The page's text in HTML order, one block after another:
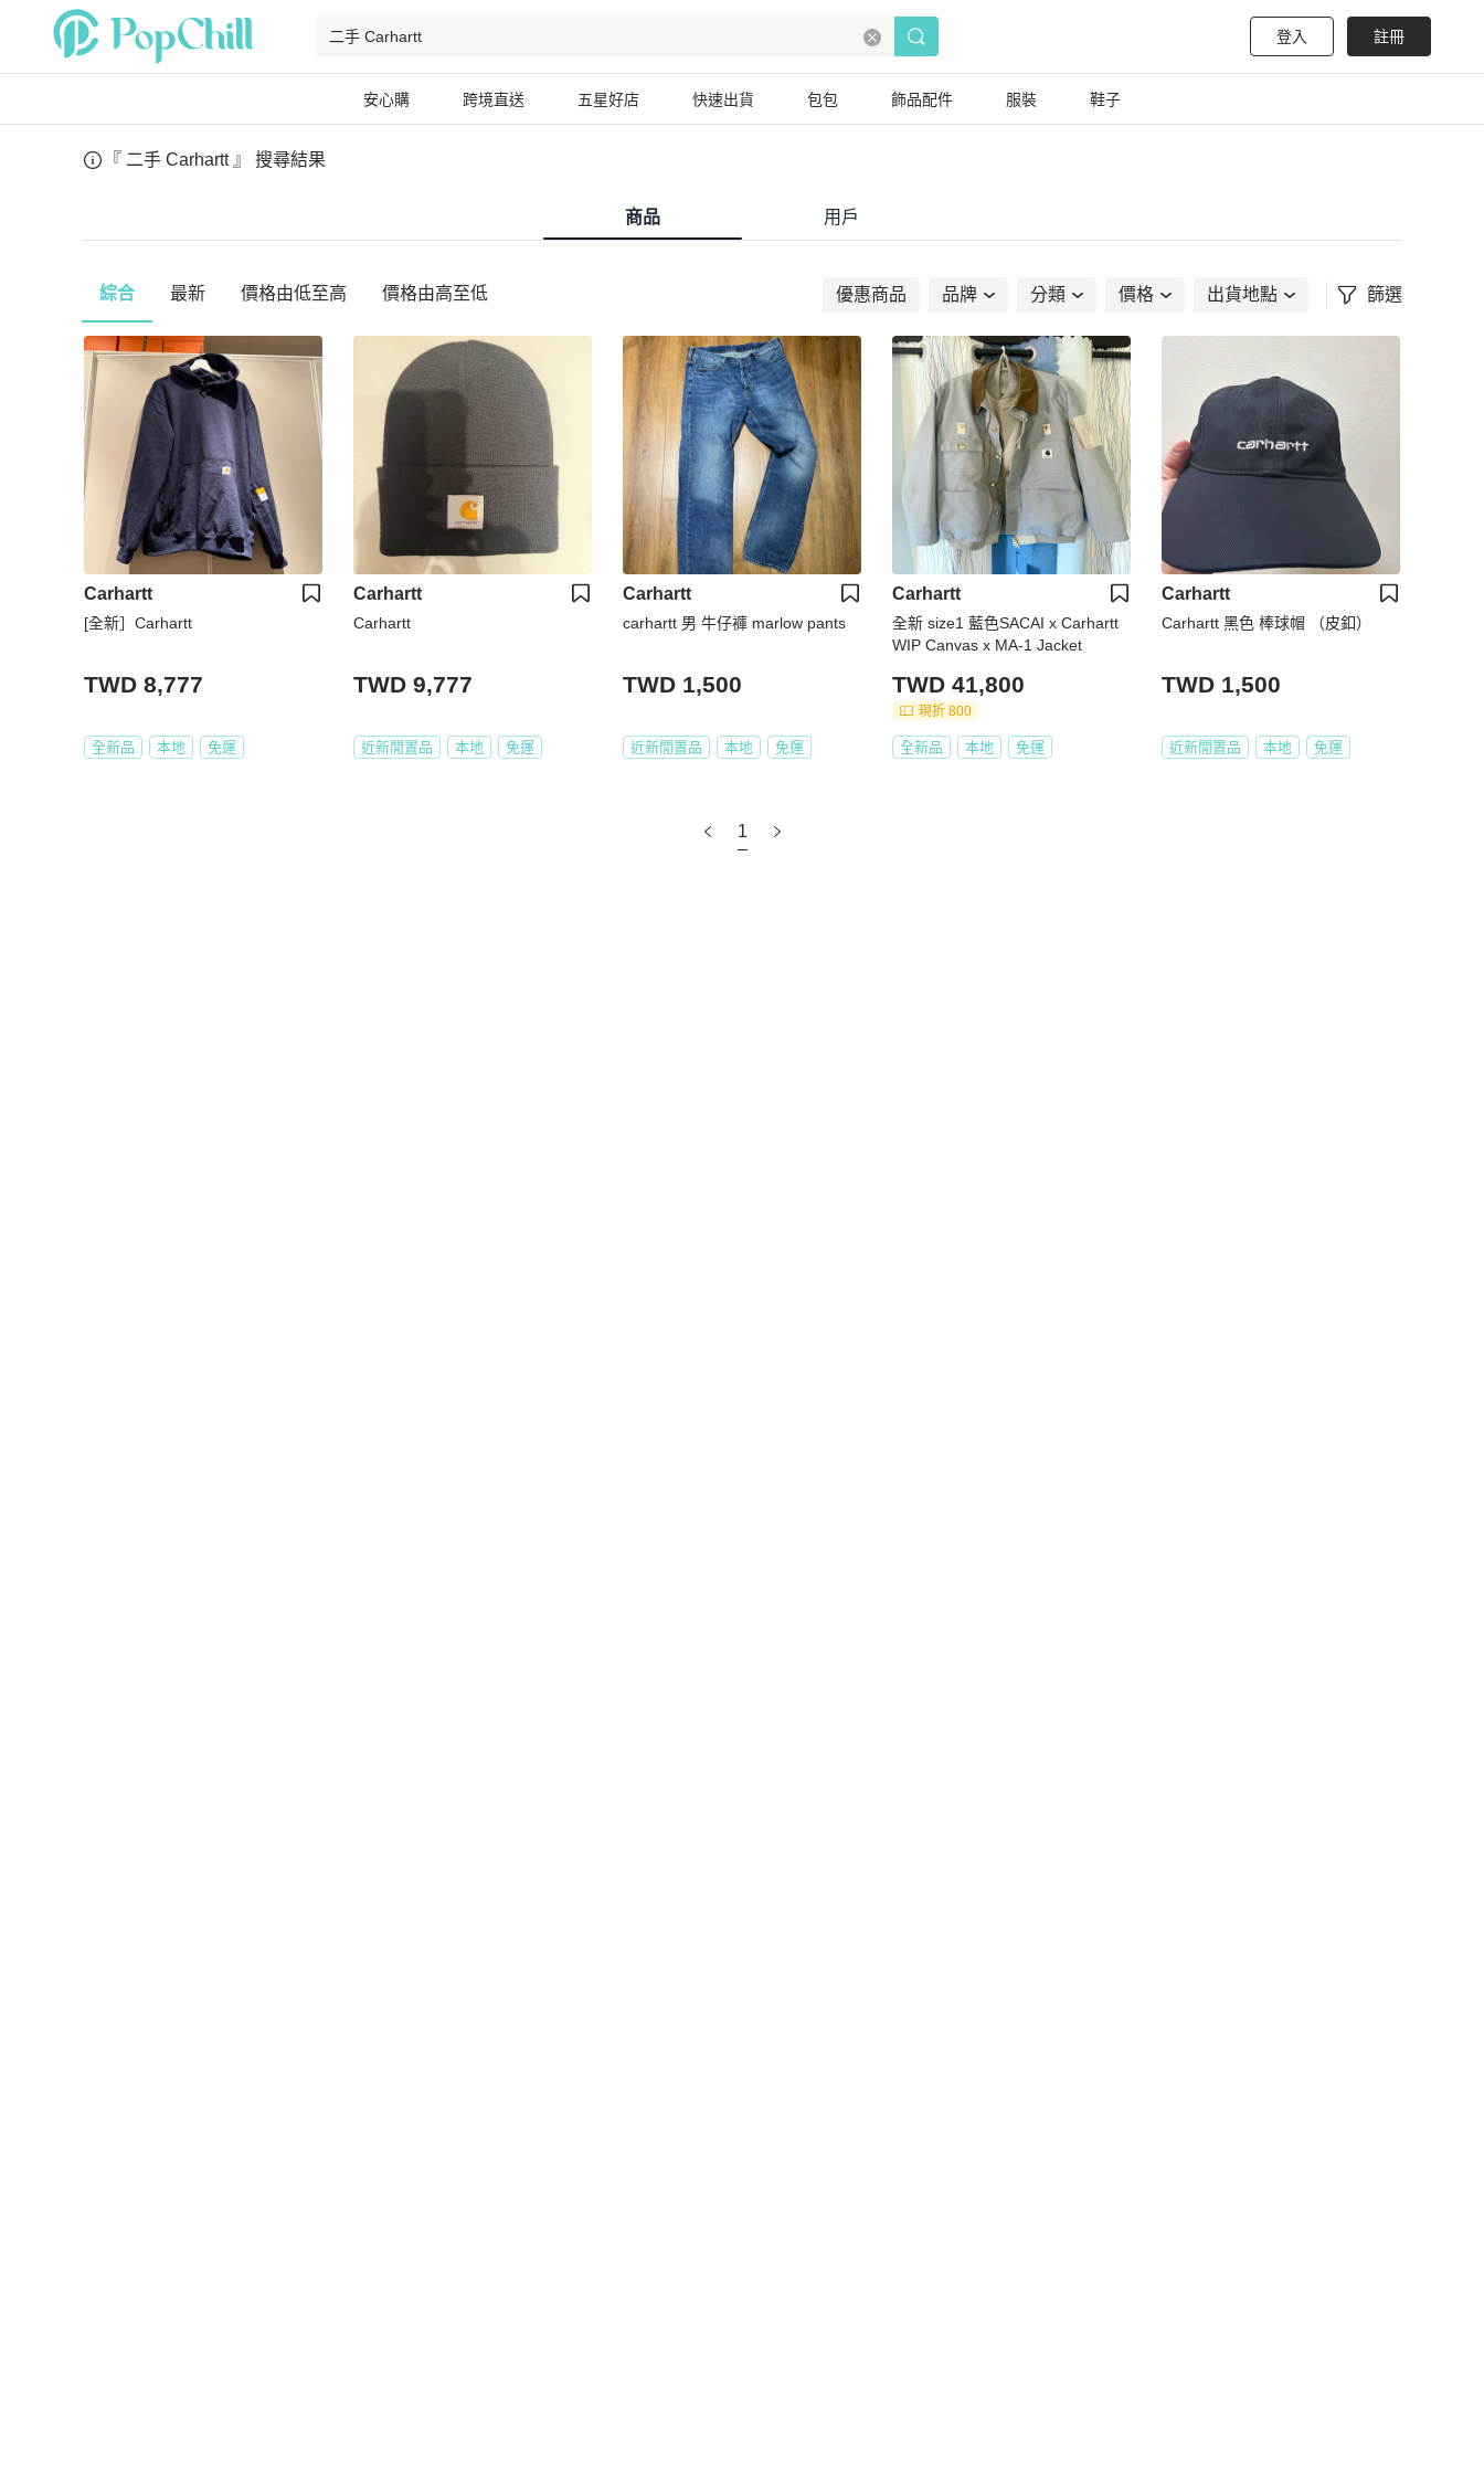
登入 註冊
安心購 跨境直送 五星好店 快速出貨 包包 飾品配件 服裝 鞋子
『 二手 Carhartt 』 搜尋結果
商品 用戶
綜合 最新 價格由低至高 價格由高至低 優惠商品 品牌 分類 價格 出貨地點 篩選
Carhartt
[全新］Carhartt
TWD 8,777
全新品 本地 免運
Carhartt
Carhartt
TWD 9,777
近新閒置品 本地 免運
Carhartt
carhartt 男 牛仔褲 marlow pants
TWD 1,500
近新閒置品 本地 免運
Carhartt
全新 size1 藍色SACAI x Carhartt
WIP Canvas x MA-1 Jacket
TWD 41,800
現折 800
全新品 本地 免運
Carhartt
Carhartt 黑色 棒球帽 （皮釦）
TWD 1,500
近新閒置品 本地 免運
1